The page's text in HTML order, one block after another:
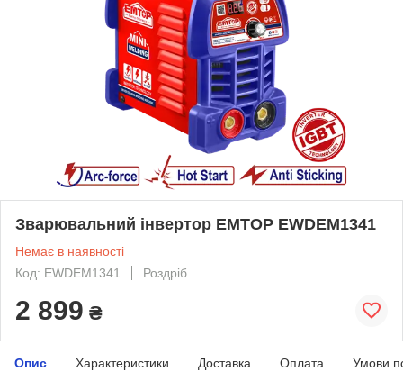
Зварювальний інвертор EMTOP EWDEM1341
Немає в наявності
Код: EWDEM1341
Роздріб
2 899 ₴
Опис Характеристики Доставка Оплата Умови